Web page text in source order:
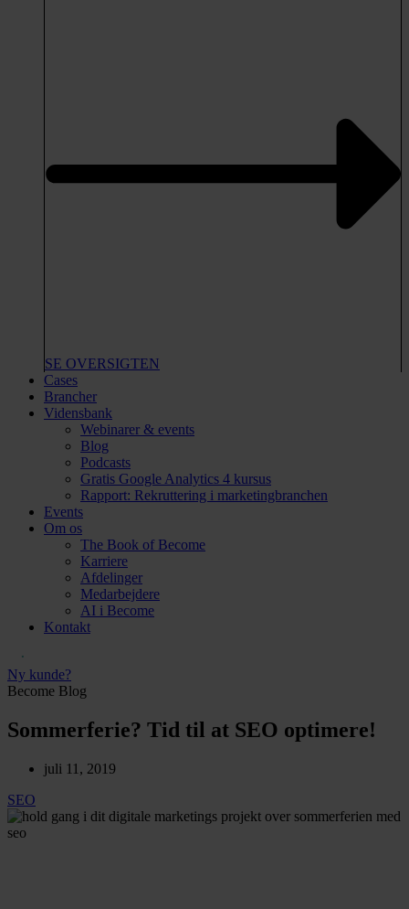
SE OVERSIGTEN
Cases
Brancher
Vidensbank
Webinarer & events
Blog
Podcasts
Gratis Google Analytics 4 kursus
Rapport: Rekruttering i marketingbranchen
Events
Om os
The Book of Become
Karriere
Afdelinger
Medarbejdere
AI i Become
Kontakt
Ny kunde?
Become Blog
Sommerferie? Tid til at SEO optimere!
juli 11, 2019
SEO